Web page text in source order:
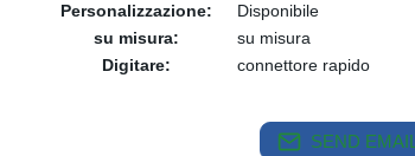
Personalizzazione:
Disponibile
su misura:
su misura
Digitare:
connettore rapido
SEND